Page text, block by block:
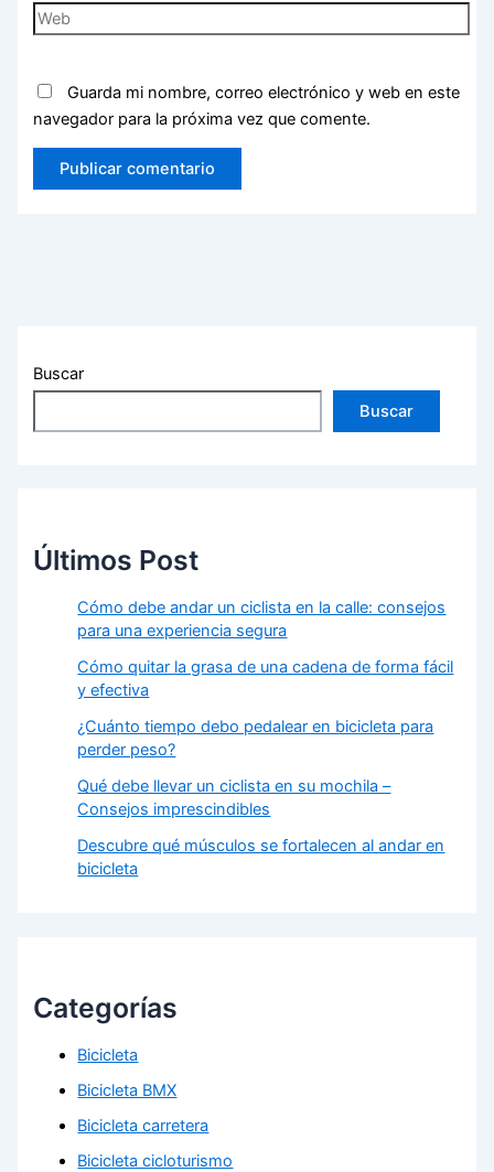
Web
Guarda mi nombre, correo electrónico y web en este
navegador para la próxima vez que comente.
Buscar
Buscar
Últimos Post
Cómo debe andar un ciclista en la calle: consejos
para una experiencia segura
Cómo quitar la grasa de una cadena de forma fácil
y efectiva
¿Cuánto tiempo debo pedalear en bicicleta para
perder peso?
Qué debe llevar un ciclista en su mochila –
Consejos imprescindibles
Descubre qué músculos se fortalecen al andar en
bicicleta
Categorías
Bicicleta
Bicicleta BMX
Bicicleta carretera
Bicicleta cicloturismo